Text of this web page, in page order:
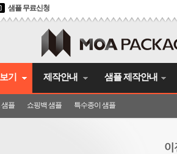
샘플 무료신청
기
샘플 쇼핑백 샘플 특수종이 샘플
제작안내 샘플 제작안내